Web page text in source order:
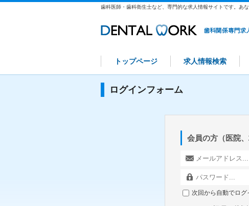
歯科医師・歯科衛生士など、専門的な求人情報サイトです。あ
トップページ 求人情報検索
ログインフォーム
会員の方（医院、
次回から自動でログ